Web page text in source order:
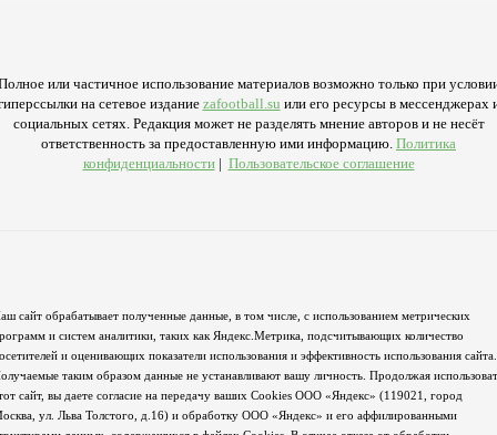
или частичное использование материалов возможно только при
на сетевое издание zafootball.su или его ресурсы в мессенджерах
социальных сетях. Редакция может не разделять мнение авторов и не несёт
ответственность за предоставленную ими информацию. Политика
конфиденциальности| Пользовательское соглашение
сайт обрабатывает полученные данные, в том числе, с использованием метрических
и систем аналитики, таких как Яндекс.Метрика, подсчитывающих количество
и оценивающих показатели использования и эффективность использования сайта.
таким образом данные не устанавливают вашу личность. Продолжая
сайт, вы даете согласие на передачу ваших Cookies ООО «Яндекс» (119021, город
ул. Льва Толстого, д.16) и обработку ООО «Яндекс» и его аффилированными